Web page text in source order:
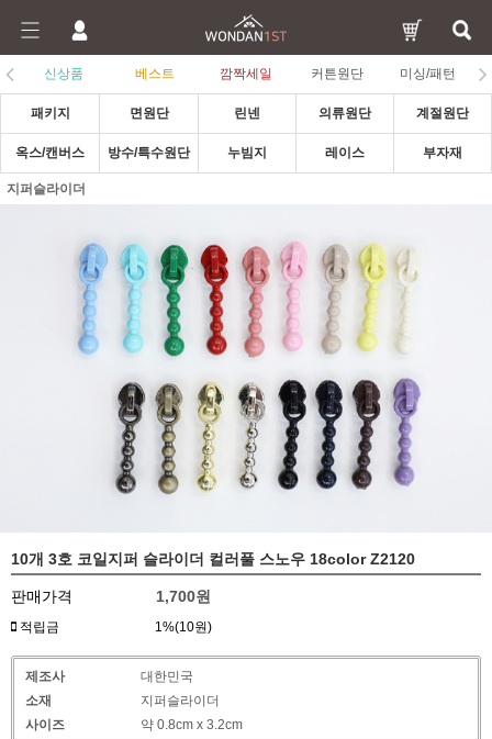
신상품 베스트 깜짝세일 커튼원단 미싱/패턴
패키지 면원단 린넨 의류원단 계절원단
옥스/캔버스 방수/특수원단 누빔지 레이스 부자재
지퍼슬라이더
10개 3호 코일지퍼 슬라이더 컬러풀 스노우 18color Z2120
판매가격 1,700원
적립금 1%(10원)
제조사
대한민국
소재
지퍼슬라이더
사이즈
약 0.8cm x 3.2cm